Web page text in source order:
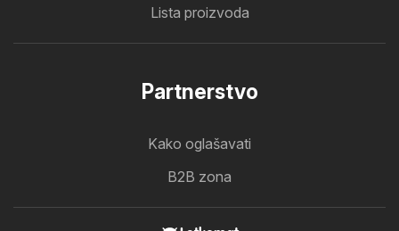
Lista proizvoda
Partnerstvo
Kako oglašavati
B2B zona